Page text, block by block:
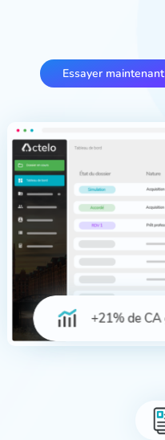
Essayer maintenant